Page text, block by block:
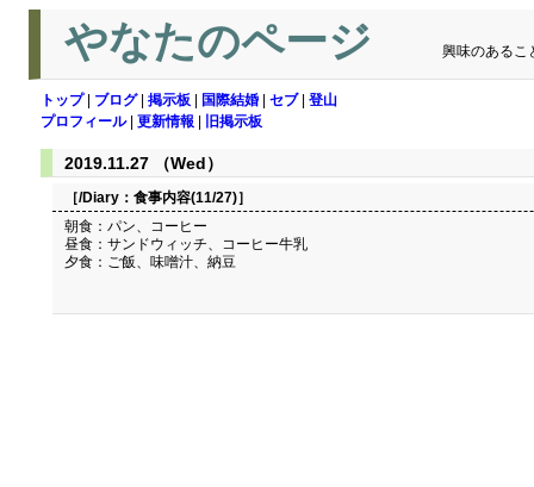
やなたのページ 興味のあるこ
トップ| ブログ| 掲示板 国際結婚 セブ| 登山
プロフィール| 更新情報 旧掲示板
2019.11.27 （Wed）
［/Diary： 食事内容(11/27)］
朝食：パン、コーヒー
昼食：サンドウィッチ、コーヒー牛乳
夕食：ご飯、味噌汁、納豆